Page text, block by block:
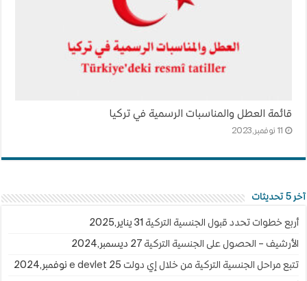
قائمة العطل والمناسبات الرسمية في تركيا
آخر 5 تحديثات
أربع خطوات تحدد قبول الجنسية التركية 31 يناير,2025
الأرشيف – الحصول على الجنسية التركية 27 ديسمبر,2024
تتبع مراحل الجنسية التركية من خلال إي دولت e devlet 25 نوفمبر,2024